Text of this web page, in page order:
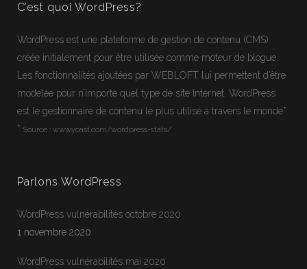
C’est quoi WordPress?
WordPress est une plateforme de gestion de contenu (CMS)
créée initialement pour être utilisée comme moteur de blogue.
Les fonctionnalités ajoutées par WEBLOFT lui permettent d’être
modelée pour n’importe quel type de site Internet. WordPress
est le gestionnaire de contenu le plus utilisé à travers le monde*
* Source : www.yoast.com/wordpress-stats/
Parlons WordPress
WordPress vulnérabilités octobre 2020
1 novembre 2020
WordPress vulnérabilités mai 2020